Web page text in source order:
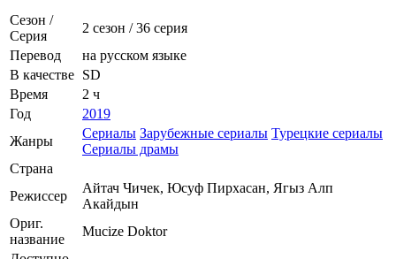
Сезон /
Серия
2 сезон /36 серия
Перевод
на русском языке
В качестве SD
Время
2 ч
Год
2019
Жанры
Сериалы Зарубежные сериалы Турецкие сериалы
Сериалы драмы
Страна
Режиссер
Айтач Чичек, Юсуф Пирхасан, Ягыз Алп
Акайдын
Ориг.
название
Mucize Doktor